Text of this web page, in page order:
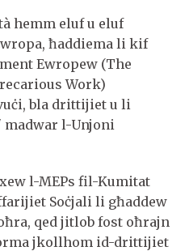
hemm eluf u eluf
ħaddiema li kif
Ewropew (The
Work)
bla drittijiet u li
l-Unjoni
l-MEPs fil-Kumitat
Soċjali li għaddew
qed jitlob fost oħrajn
jkollhom id-drittijiet